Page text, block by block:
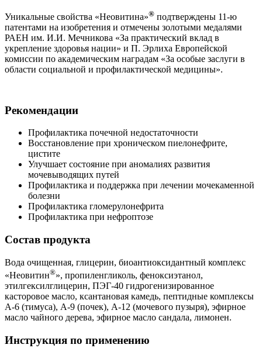
Уникальные свойства «Неовитина»® подтверждены 11-ю
патентами на изобретения и отмечены золотыми медалями
РАЕН им. И.И. Мечникова «За практический вклад в
укрепление здоровья нации» и П. Эрлиха Европейской
комиссии по академическим наградам «За особые заслуги в
области социальной и профилактической медицины».
Рекомендации
Профилактика почечной недостаточности
Восстановление при хроническом пиелонефрите,
цистите
Улучшает состояние при аномалиях развития
мочевыводящих путей
Профилактика и поддержка при лечении мочекаменной
болезни
Профилактика гломерулонефрита
Профилактика при нефроптозе
Состав продукта
Вода очищенная, глицерин, биоантиоксидантный комплекс
«Неовитин®», пропиленгликоль, феноксиэтанол,
этилгексилглицерин, ПЭГ-40 гидрогенизированное
касторовое масло, ксантановая камедь, пептидные комплексы
А-6 (тимуса), А-9 (почек), А-12 (мочевого пузыря), эфирное
масло чайного дерева, эфирное масло сандала, лимонен.
Инструкция по применению